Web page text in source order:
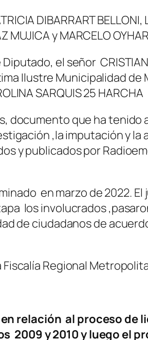
DIBARRART BELLONI,
MUJICA y MARCELO
el señor
Ilustre Municipalidad de
SARQUIS 25 HARCHA
documento que ha tenido
,la imputación y
y publicados por
en marzo de 2022.
los involucrados
de ciudadanos de
Regional
relación al proceso de
y 2010 y luego el